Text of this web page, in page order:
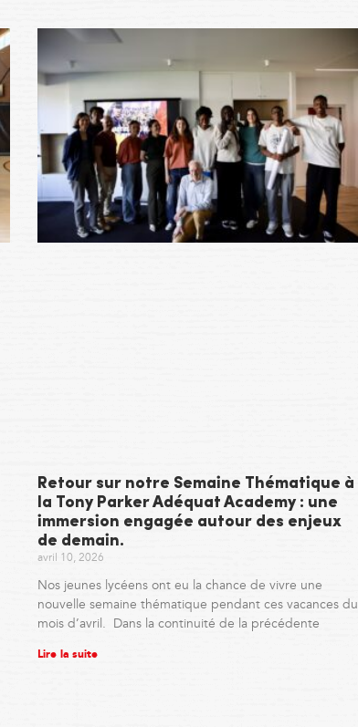
Retour sur notre Semaine Thématique à
la Tony Parker Adéquat Academy : une
immersion engagée autour des enjeux
de demain.
avril 10, 2026
Nos jeunes lycéens ont eu la chance de vivre une
nouvelle semaine thématique pendant ces vacances du
mois d’avril. Dans la continuité de la précédente
Lire la suite